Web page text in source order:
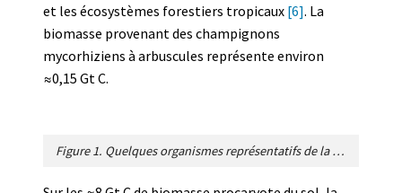
et les écosystèmes forestiers tropicaux [6]. La
biomasse provenant des champignons
mycorhiziens à arbuscules représente environ
≈0,15 Gt C.
Figure 1. Quelques organismes représentatifs de la biodiversité du sol. A, bactéries sur un grain de sable (Photo Lewis Lab à Northeastern University © Anthony d’Onofrio / CC BY 2.0, via Wikimedia Commons) ; B, protiste du sol